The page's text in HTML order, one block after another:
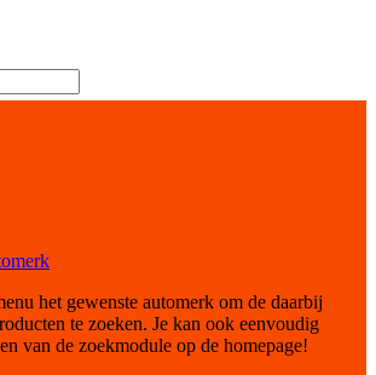
het gewenste automerk om de daarbij
te zoeken. Je kan ook eenvoudig
van de zoekmodule op de homepage!